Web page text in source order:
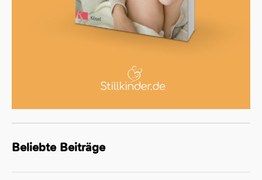
Beliebte Beiträge